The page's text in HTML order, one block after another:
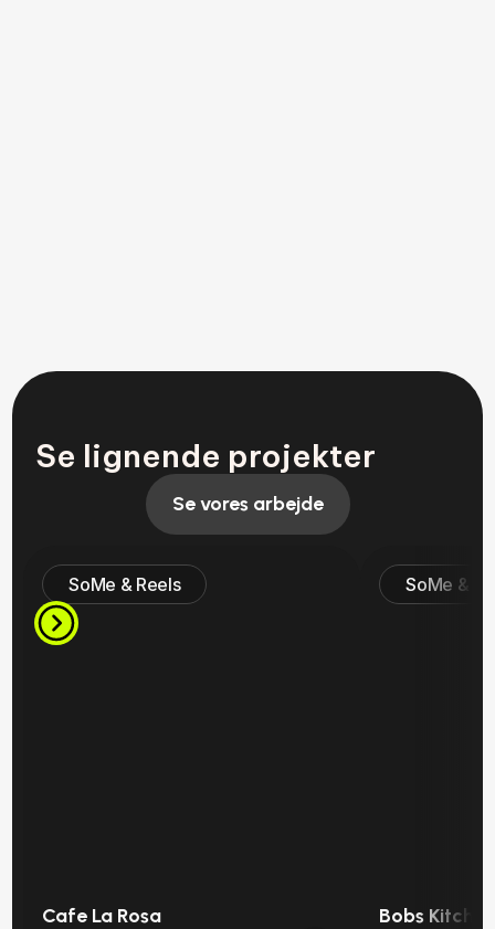
Se lignende projekter
Se vores arbejde
SoMe & Reels
Cafe La Rosa
SoMe &
Bobs